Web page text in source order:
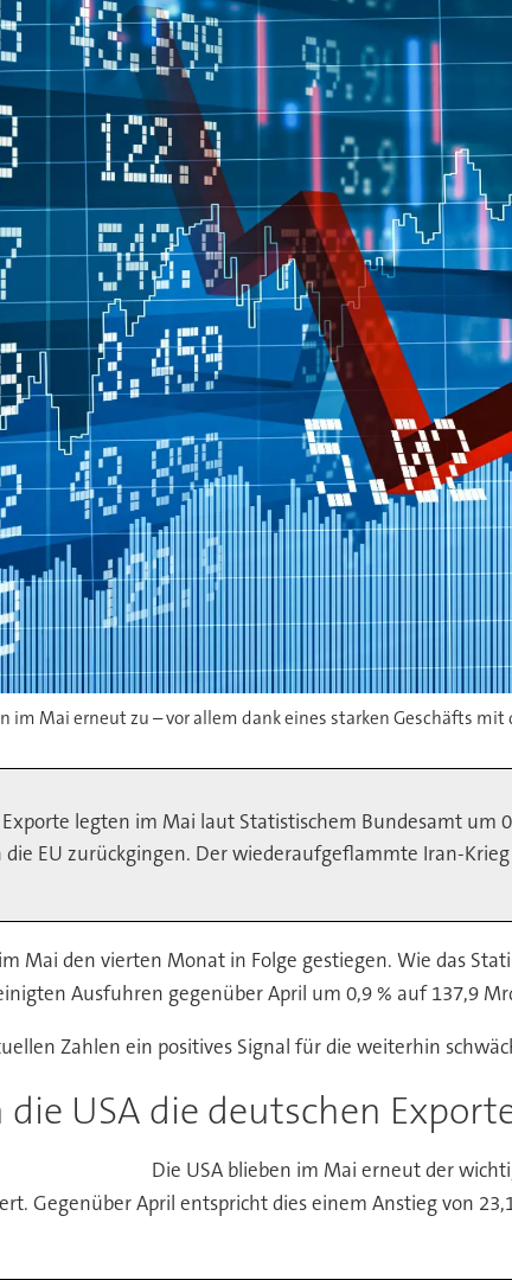
im Mai erneut zu – vor allem dank eines starken Geschäfts mit
legten im Mai laut Statistischem Bundesamt um
EU zurückgingen. Der wiederaufgeflammte Iran-
Mai den vierten Monat in Folge gestiegen. Wie das
Ausfuhren gegenüber April um 0,9 % auf 137,9
Zahlen ein positives Signal für die weiterhin
USA die deutschen
Die USA blieben im Mai erneut der
Gegenüber April entspricht dies einem Anstieg von